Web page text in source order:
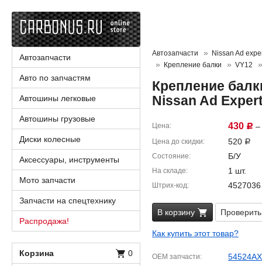
Автозапчасти
Nissan Ad
Крепление балки
VY12
Крепление
Nissan Ad
Цена 430 Р –
Цена до скидки 520 Р
Состояние Б/У
На складе 1 шт.
Штрих-код 4527036
В корзину
Как купить этот товар?
OEM запчасти
Автозапчасти
Авто по запчастям
Автошины легковые
Автошины грузовые
Диски колесные
Аксессуары, инструменты
Мото запчасти
Запчасти на спецтехнику
Распродажа!
Корзина 0